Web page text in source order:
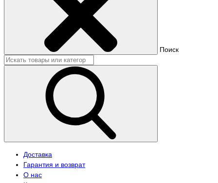
Поиск
Доставка
Гарантия и возврат
О нас